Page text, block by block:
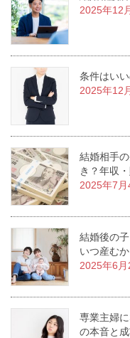
2025年12
条件はい
2025年12
結婚相手
き？年収
2025年7月
結婚後の
いつ産む
2025年6月
専業主婦
の本音と